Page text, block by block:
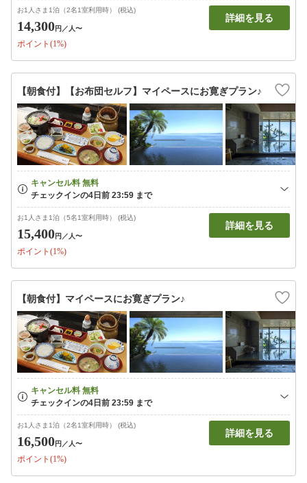
お1人さま1泊（2名1室利用時） (税込)
14,300円 ／人〜
ポイント(1%)
詳細を見る
【朝食付】【お布団セルフ】マイペースにお寛ぎプラン♪
お1人さま1泊（5名1室利用時） (税込)
15,400円 ／人〜
ポイント(1%)
詳細を見る
【朝食付】マイペースにお寛ぎプラン♪
お1人さま1泊（2名1室利用時） (税込)
16,500円 ／人〜
ポイント(1%)
詳細を見る